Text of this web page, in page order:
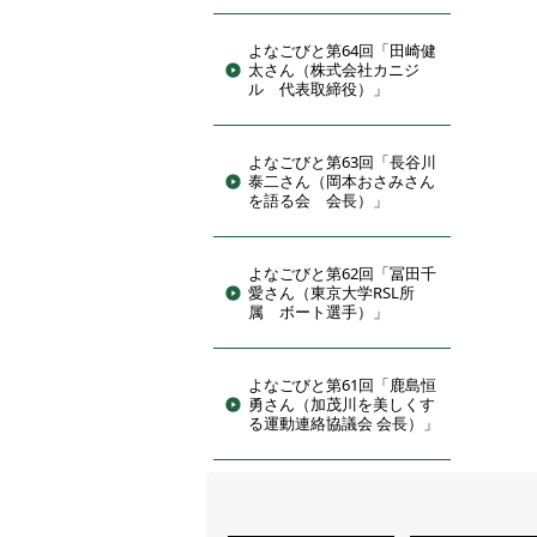
よなごびと第64回「田崎健
太さん（株式会社カニジ
ル 代表取締役）」
よなごびと第63回「長谷川
泰二さん（岡本おさみさん
を語る会 会長）」
よなごびと第62回「冨田千
愛さん（東京大学RSL所
属 ボート選手）」
よなごびと第61回「鹿島恒
勇さん（加茂川を美しくす
る運動連絡協議会 会長）」